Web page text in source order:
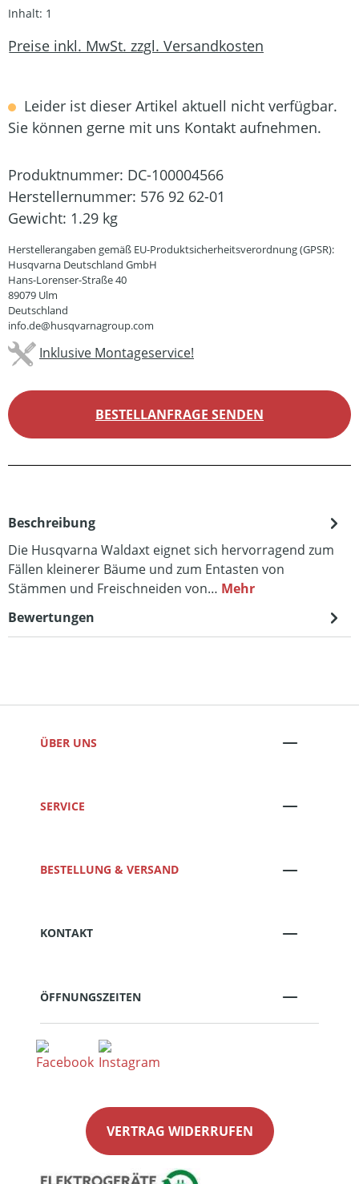
Inhalt: 1
Preise inkl. MwSt. zzgl. Versandkosten
Leider ist dieser Artikel aktuell nicht verfügbar.
Sie können gerne mit uns Kontakt aufnehmen.
Produktnummer: DC-100004566
Herstellernummer: 576 92 62-01
Gewicht: 1.29 kg
Herstellerangaben gemäß EU-Produktsicherheitsverordnung (GPSR):
Husqvarna Deutschland GmbH
Hans-Lorenser-Straße 40
89079 Ulm
Deutschland
info.de@husqvarnagroup.com
Inklusive Montageservice!
BESTELLANFRAGE SENDEN
Beschreibung
Die Husqvarna Waldaxt eignet sich hervorragend zum
Fällen kleinerer Bäume und zum Entasten von
Stämmen und Freischneiden von… Mehr
Bewertungen
ÜBER UNS
SERVICE
BESTELLUNG & VERSAND
KONTAKT
ÖFFNUNGSZEITEN
VERTRAG WIDERRUFEN